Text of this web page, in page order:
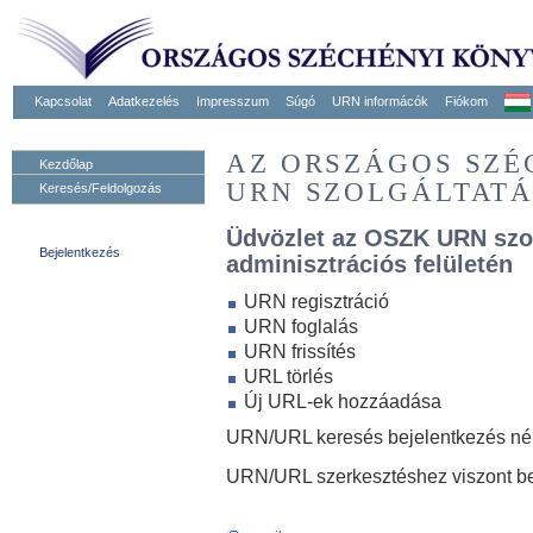
Kapcsolat Adatkezelés Impresszum Súgó URN informácók Fiókom
Kezdőlap
Keresés/Feldolgozás
Bejelentkezés
AZ ORSZÁGOS
URN
Üdvözlet az OSZK URN
adminisztrációs felületén
URN regisztráció
URN foglalás
URN frissítés
URL törlés
Új URL-ek hozzáadása
URN/URL keresés bejelentkezés
URN/URL szerkesztéshez viszont